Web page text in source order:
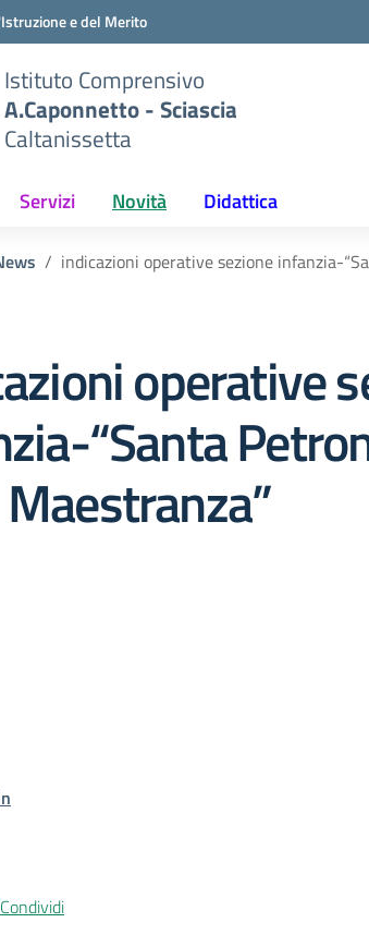
e del Merito
Istituto Comprensivo
A.Caponnetto - Sciascia
Caltanissetta
Servizi Novità Didattica
indicazioni operative sezione infanzia-
operative
“Santa